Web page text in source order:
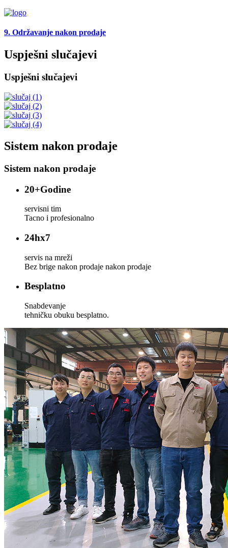
9. Održavanje nakon prodaje
Uspješni slučajevi
Uspješni slučajevi
Sistem nakon prodaje
Sistem nakon prodaje
20+Godine
servisni tim
Tacno i profesionalno
24hx7
servis na mreži
Bez brige nakon prodaje nakon prodaje
Besplatno
Snabdevanje
tehničku obuku besplatno.